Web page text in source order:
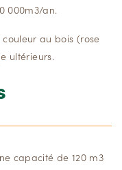
000m3/an.
au bois (rose
ultérieurs.
capacité de 120 m3